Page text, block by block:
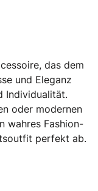
das dem
und Eleganz
Individualität.
oder modernen
wahres Fashion-
perfekt ab.